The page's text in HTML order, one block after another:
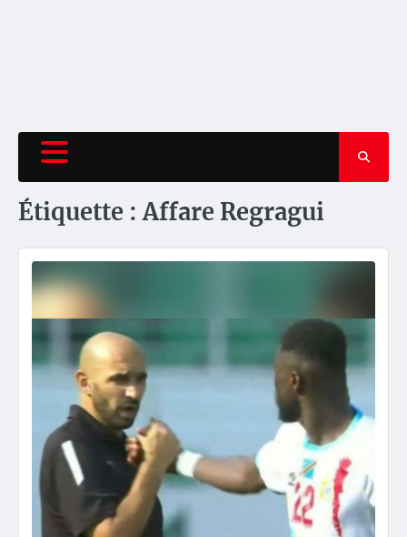
Étiquette :Affare Regragui